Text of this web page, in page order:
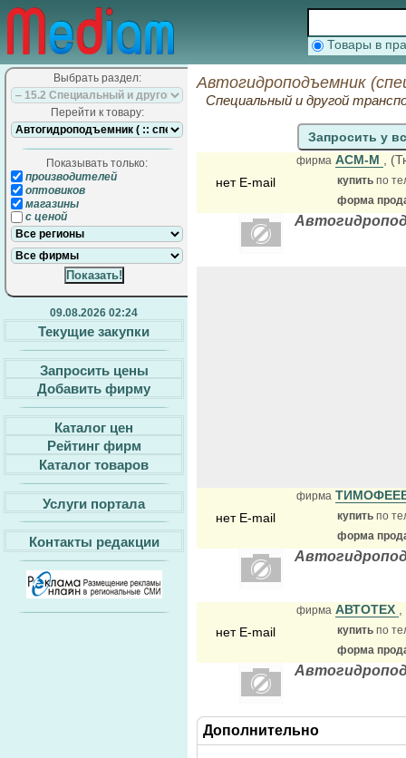
Товары в
Выбрать раздел:
Перейти к товару:
Показывать только:
производителей
оптовиков
магазины
с ценой
09.08.2026 02:24
Текущие закупки
Запросить цены
Добавить фирму
Каталог цен
Рейтинг фирм
Каталог товаров
Услуги портала
Контакты редакции
Автогидроподъемник
Специальный и другой
Запросить у
нет E-mail
фирма АСМ-М ,
купить по
форма
нет E-mail
фирма
купить по
форма
нет E-mail
фирма АВТОТЕХ
купить по
форма
Дополнительно